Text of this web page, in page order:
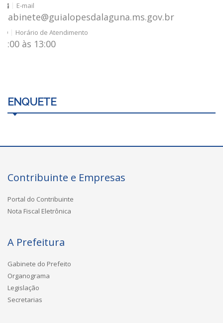
E-mail
gabinete@guialopesdalaguna.ms.gov.br
Horário de Atendimento
7:00 às 13:00
ENQUETE
Contribuinte e Empresas
Portal do Contribuinte
Nota Fiscal Eletrônica
A Prefeitura
Gabinete do Prefeito
Organograma
Legislação
Secretarias